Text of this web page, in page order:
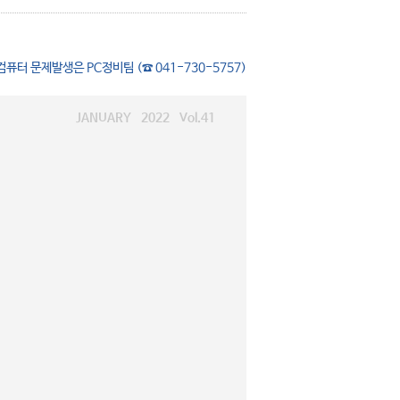
퓨터 문제발생은 PC정비팀 (☎ 041-730-5757)
JANUARY 2022 Vol.41